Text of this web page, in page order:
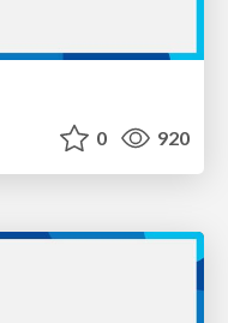
0 920